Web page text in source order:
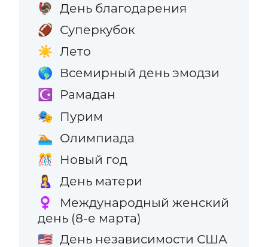
🦃 День благодарения
🏈 Суперкубок
☀️ Лето
🌎 Всемирный день эмодзи
☪️ Рамадан
🎭 Пурим
🏊 Олимпиада
🎊 Новый год
🤱 День матери
♀️
Международный женский
день (8-е марта)
🇺🇸 День независимости США